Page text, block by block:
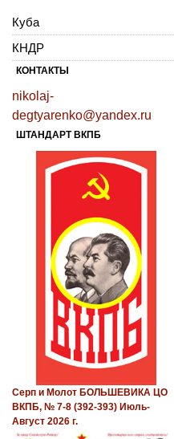
Куба
КНДР
КОНТАКТЫ
nikolaj-
degtyarenko@yandex.ru
ШТАНДАРТ ВКПБ
Серп и Молот БОЛЬШЕВИКА ЦО
ВКПБ, № 7-8 (392-393) Июль-
Август 2026 г.